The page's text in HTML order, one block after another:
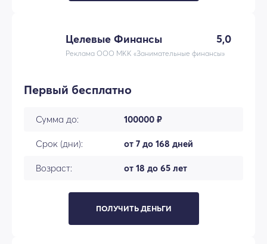
Целевые Финансы 5,0
Реклама ООО МКК «Занимательные финансы»
Первый бесплатно
Сумма до: 100000 ₽
Срок (дни): от 7 до 168 дней
Возраст: от 18 до 65 лет
ПОЛУЧИТЬ ДЕНЬГИ